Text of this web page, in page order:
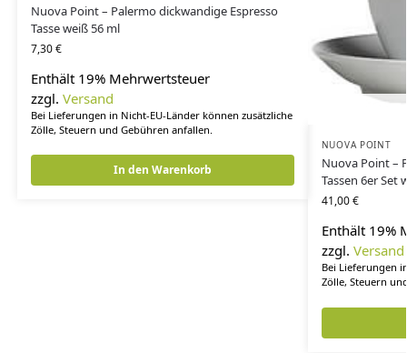
Nuova Point – Palermo dickwandige Espresso
Tasse weiß 56 ml
7,30€
Enthält 19% Mehrwertsteuer
zzgl. Versand
Bei Lieferungen in Nicht-EU-Länder können zusätzliche
Zölle, Steuern und Gebühren anfallen.
In den Warenkorb
NUOVA POINT
Nuova Point –
Tassen 6er Set
41,00€
Enthält 19%
zzgl. Versand
Bei Lieferungen
Zölle, Steuern